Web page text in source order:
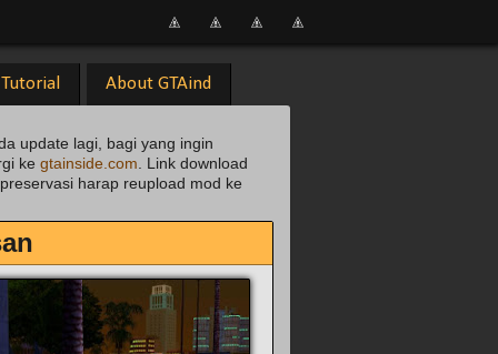
Tutorial About GTAind
update lagi, bagi yang ingin
ke gtainside.com . Link download
harap reupload mod ke